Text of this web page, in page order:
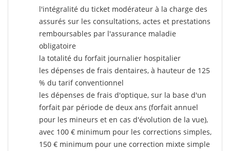
l'intégralité du ticket modérateur à la charge des
assurés sur les consultations, actes et prestations
remboursables par l'assurance maladie
obligatoire
la totalité du forfait journalier hospitalier
les dépenses de frais dentaires, à hauteur de 125
% du tarif conventionnel
les dépenses de frais d'optique, sur la base d'un
forfait par période de deux ans (forfait annuel
pour les mineurs et en cas d'évolution de la vue),
avec 100 € minimum pour les corrections simples,
150 € minimum pour une correction mixte simple